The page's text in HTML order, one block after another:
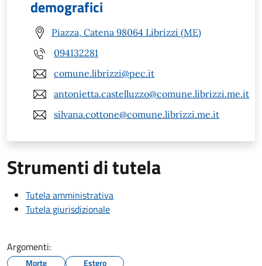
demografici
Piazza, Catena 98064 Librizzi (ME)
094132281
comune.librizzi@pec.it
antonietta.castelluzzo@comune.librizzi.me.it
silvana.cottone@comune.librizzi.me.it
Strumenti di tutela
Tutela amministrativa
Tutela giurisdizionale
Argomenti:
Morte Estero